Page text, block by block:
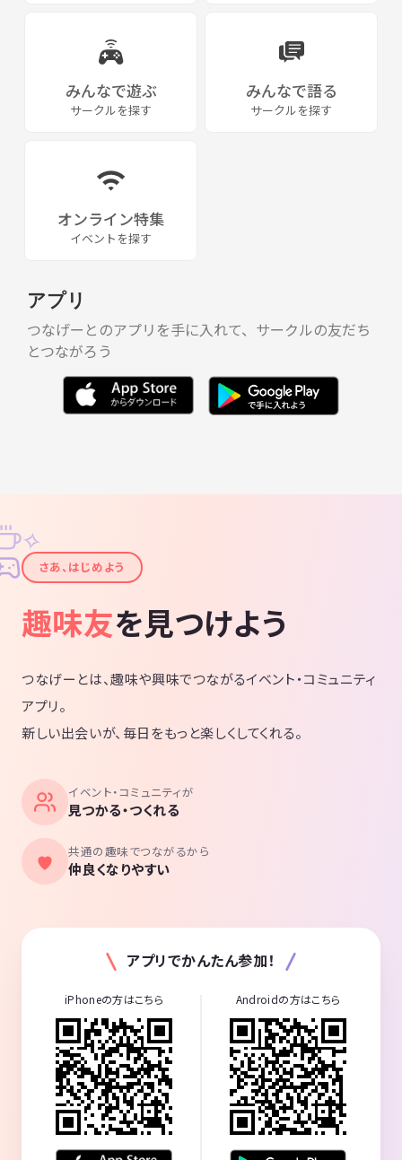
みんなで遊ぶ
サークルを探す
みんなで語る
サークルを探す
オンライン特集
イベントを探す
アプリ
つなげーとのアプリを手に入れて、サークルの友だち
とつながろう
✦
✧
さあ、はじめよう
趣味友を見つけよう
つなげーとは、趣味や興味でつながるイベント・コミュニティ
アプリ。
新しい出会いが、毎日をもっと楽しくしてくれる。
イベント・コミュニティが
見つかる・つくれる
共通の趣味でつながるから
仲良くなりやすい
アプリでかんたん参加！
iPhoneの方はこちら Androidの方はこちら